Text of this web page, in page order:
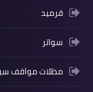
قرميد
سواتر
مظلات مواقف